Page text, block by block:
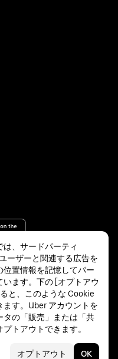
は、サードパーティ
ーザーと関連する広告を
位置情報を記憶してパー
います。下の [オプトアウ
と、このような Cookie
ます。Uber アカウントを
タの「販売」または「共
プトアウトできます。
オプトアウト OK